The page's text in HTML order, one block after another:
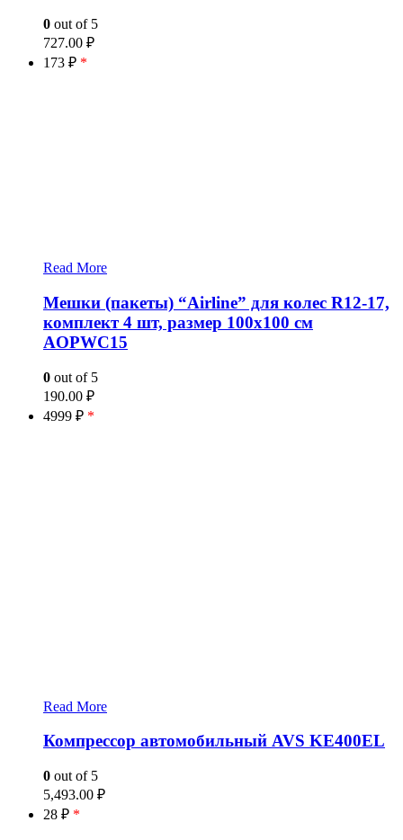
0 out of 5
727.00 ₽
173 ₽ *
Read More
Мешки (пакеты) “Airline” для колес R12-17,
комплект 4 шт, размер 100х100 см
AOPWC15
0 out of 5
190.00 ₽
4999 ₽ *
Read More
Компрессор автомобильный AVS KE400EL
0 out of 5
5,493.00 ₽
28 ₽ *